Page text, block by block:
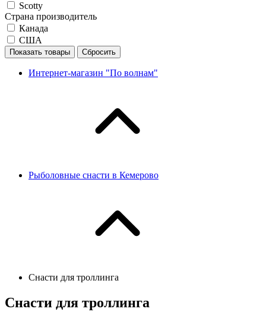
Scotty
Страна производитель
Канада
США
Показать товары Сбросить
Интернет-магазин "По волнам"
Рыболовные снасти в Кемерово
Снасти для троллинга
Снасти для троллинга